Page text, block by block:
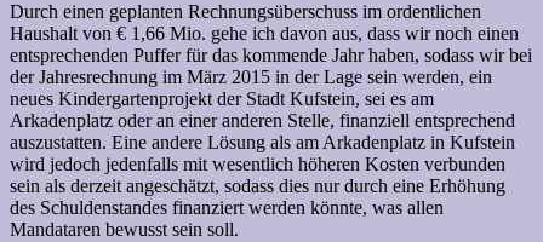
Durch einen geplanten Rechnungsüberschuss im ordentlichen
Haushalt von € 1,66 Mio. gehe ich davon aus, dass wir noch einen
entsprechenden Puffer für das kommende Jahr haben, sodass wir bei
der Jahresrechnung im März 2015 in der Lage sein werden, ein
neues Kindergartenprojekt der Stadt Kufstein, sei es am
Arkadenplatz oder an einer anderen Stelle, finanziell entsprechend
auszustatten. Eine andere Lösung als am Arkadenplatz in Kufstein
wird jedoch jedenfalls mit wesentlich höheren Kosten verbunden
sein als derzeit angeschätzt, sodass dies nur durch eine Erhöhung
des Schuldenstandes finanziert werden könnte, was allen
Mandataren bewusst sein soll.